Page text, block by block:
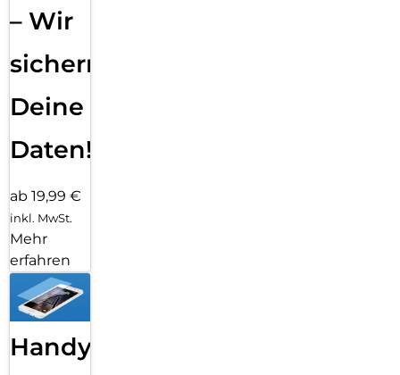
– Wir
sichern
Deine
Daten!
ab 19,99 €
inkl. MwSt.
Mehr
erfahren
Handy